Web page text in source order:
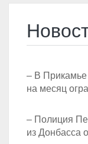
– В
на месяц
– Полиция
из Донбасса